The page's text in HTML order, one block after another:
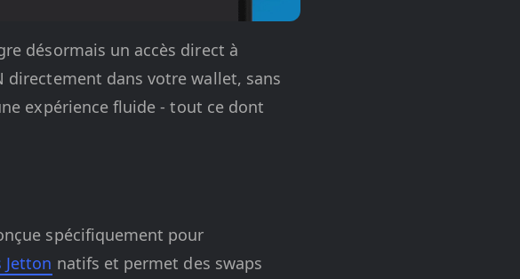
désormais un accès direct à
directement dans votre wallet, sans
expérience fluide - tout ce dont
spécifiquement pour
Jetton natifs et permet des swaps